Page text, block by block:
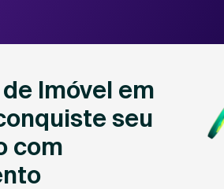
Imóvel em
seu
com